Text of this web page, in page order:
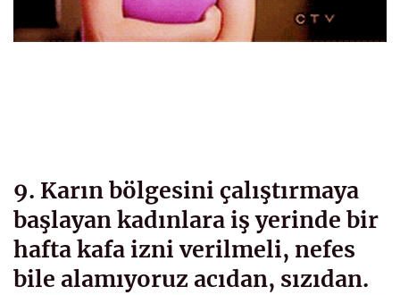
9. Karın bölgesini çalıştırmaya
başlayan kadınlara iş yerinde bir
hafta kafa izni verilmeli, nefes
bile alamıyoruz acıdan, sızıdan.